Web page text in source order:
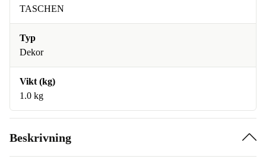
TASCHEN
Typ
Dekor
Vikt (kg)
1.0 kg
Beskrivning